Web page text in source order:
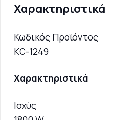
Χαρακτηριστικά
Κωδικός Προϊόντος
KC-1249
Χαρακτηριστικά
Ισχύς